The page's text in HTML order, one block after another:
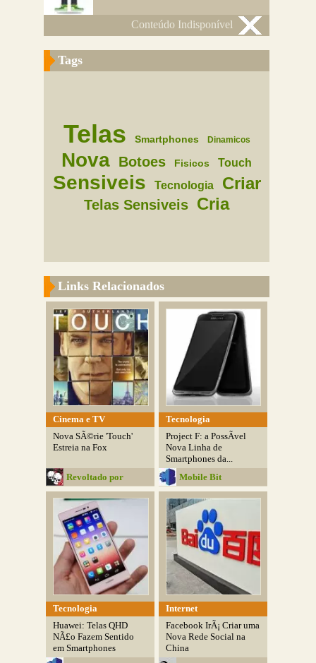
Conteúdo Indisponível
Tags
Telas Smartphones Dinamicos
Nova Botoes Fisicos Touch
Sensiveis Tecnologia Criar
Telas Sensiveis Cria
Links Relacionados
Cinema e TV
Nova SÃ©rie 'Touch'
Estreia na Fox
Revoltado por
Natureza
Tecnologia
Project F: a PossÃ­vel
Nova Linha de
Smartphones da...
Mobile Bit
Tecnologia
Huawei: Telas QHD
NÃ£o Fazem Sentido
em Smartphones
Internet
Facebook IrÃ¡ Criar uma
Nova Rede Social na
China